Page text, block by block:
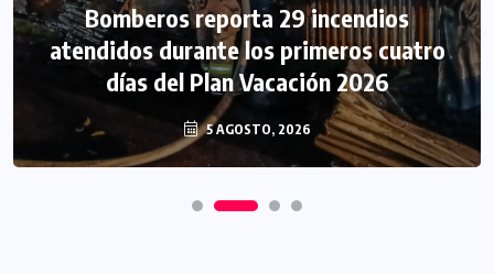
Bomberos reporta 29 incendios
atendidos durante los primeros cuatro
días del Plan Vacación 2026
5 AGOSTO, 2026